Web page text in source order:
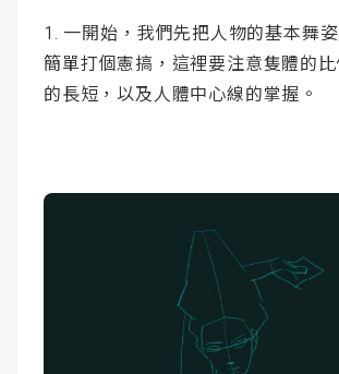
1. 一開始，我們先把人物的基本舞
簡單打個憲搞，這裡要注意隻體的
的長短，以及人體中心線的掌握。